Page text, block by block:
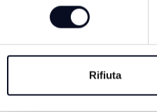
Rifiuta